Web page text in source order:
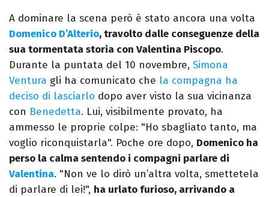
A dominare la scena però è stato ancora una volta
Domenico D’Alterio, travolto dalle conseguenze della
sua tormentata storia con Valentina Piscopo.
Durante la puntata del 10 novembre, Simona
Ventura gli ha comunicato che la compagna ha
deciso di lasciarlo dopo aver visto la sua vicinanza
con Benedetta. Lui, visibilmente provato, ha
ammesso le proprie colpe: "Ho sbagliato tanto, ma
voglio riconquistarla". Poche ore dopo, Domenico ha
perso la calma sentendo i compagni parlare di
Valentina. "Non ve lo dirò un’altra volta, smettetela
di parlare di lei!", ha urlato furioso, arrivando a